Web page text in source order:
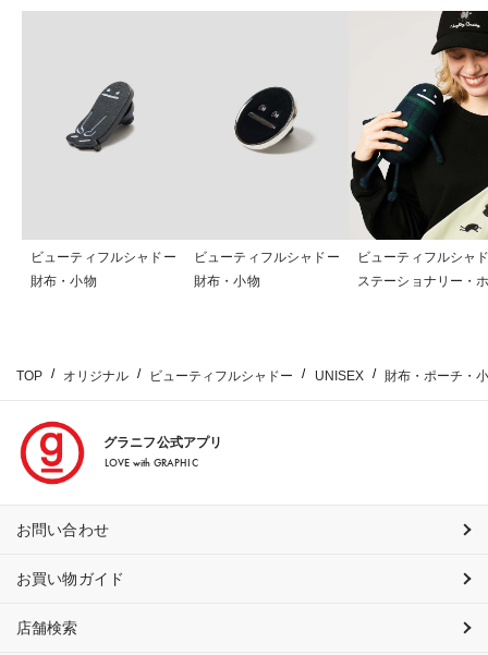
ビューティフルシャドー
財布・小物
ビューティフルシャドー
財布・小物
ビューティフルシャ
ステーショナリー・
TOP オリジナル ビューティフルシャドー UNISEX 財布・ポーチ・
グラニフ公式アプリ
LOVE with GRAPHIC
お問い合わせ
お買い物ガイド
店舗検索